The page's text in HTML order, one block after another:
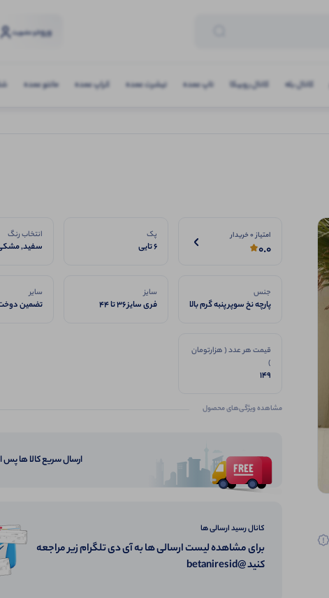
ورودو عضویت
کانال بله کانال روبیکا تاپ عمده تیشرت عمده کراپ عمده مانتو عمده
امتیاز 0 خریدار
0.0
پک
6 تایی
انتخاب رنگ
سفید,
جنس
پارچه نخ سوپر پنبه گرم بالا
سایز
فری سایز ۳۶ تا ۴۴
سایر
تضمین
قیمت هر عدد ( هزارتومان
)
149
مشاهده ویژگی‌های محصول
ارسال سریع کالا ها
کانال رسید ارسالی ها
برای مشاهده لیست ارسالی ها به آی دی تلگرام زیر مراجعه
کنید @betaniresid